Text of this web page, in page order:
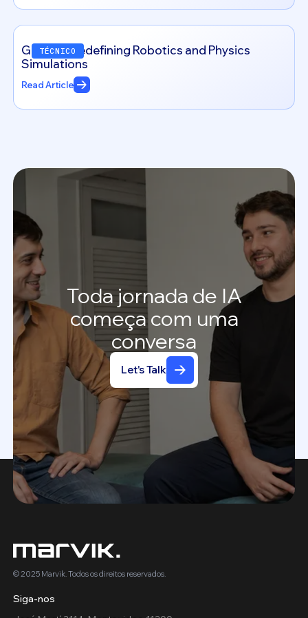
TÉCNICO
Genesis: Redefining Robotics and Physics
Simulations
Read Article
Todajornada de IA
começa com uma
conversa
Let's Talk
© 2025 Marvik. Todos os direitos reservados.
Siga-nos